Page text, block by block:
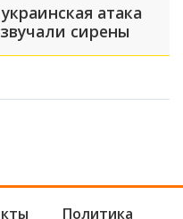
атака
сирены
Политика